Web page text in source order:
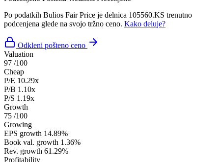
Po podatkih Bulios Fair Price je delnica 105560.KS trenutno
podcenjena glede na svojo tržno ceno. Kako deluje?
Odkleni pošteno ceno
Valuation
97 /100
Cheap
P/E 10.29x
P/B 1.10x
P/S 1.19x
Growth
75 /100
Growing
EPS growth 14.89%
Book val. growth 1.36%
Rev. growth 61.29%
Profitability